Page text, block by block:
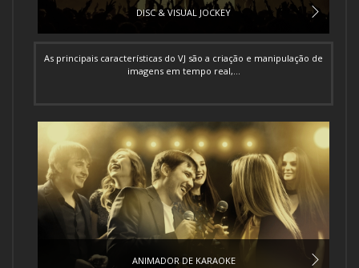
DISC & VISUAL JOCKEY
As principais características do VJ são a criação e manipulação de
imagens em tempo real,...
ANIMADOR DE KARAOKE